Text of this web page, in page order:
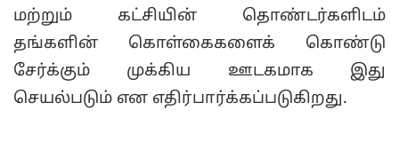
மற்றும் கட்சியின் தொண்டர்களிடம்
தங்களின் கொள்கைகளைக் கொண்டு
சேர்க்கும் முக்கிய ஊடகமாக இது
செயல்படும் என எதிர்பார்க்கப்படுகிறது.